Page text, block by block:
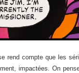
rend compte que les
impactées. On